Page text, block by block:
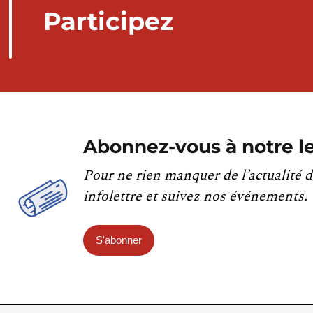
Participez
Abonnez-vous à notre
Pour ne rien manquer de l’actualité
infolettre et suivez nos événements.
S'abonner